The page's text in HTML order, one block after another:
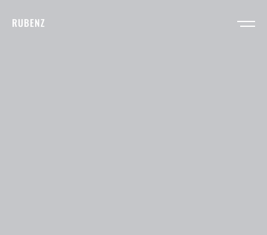
RUBENZ